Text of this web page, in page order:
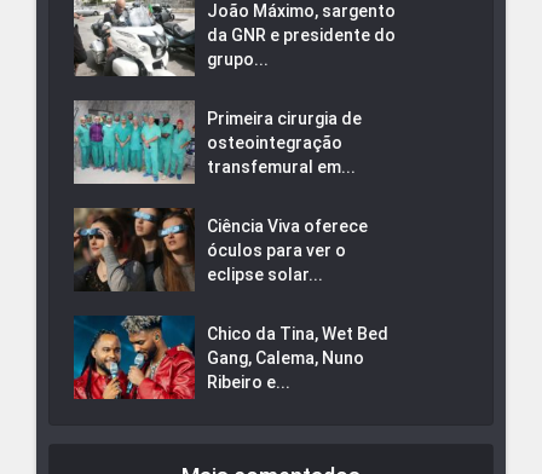
João Máximo, sargento
da GNR e presidente do
grupo...
Primeira cirurgia de
osteointegração
transfemural em...
Ciência Viva oferece
óculos para ver o
eclipse solar...
Chico da Tina, Wet Bed
Gang, Calema, Nuno
Ribeiro e...